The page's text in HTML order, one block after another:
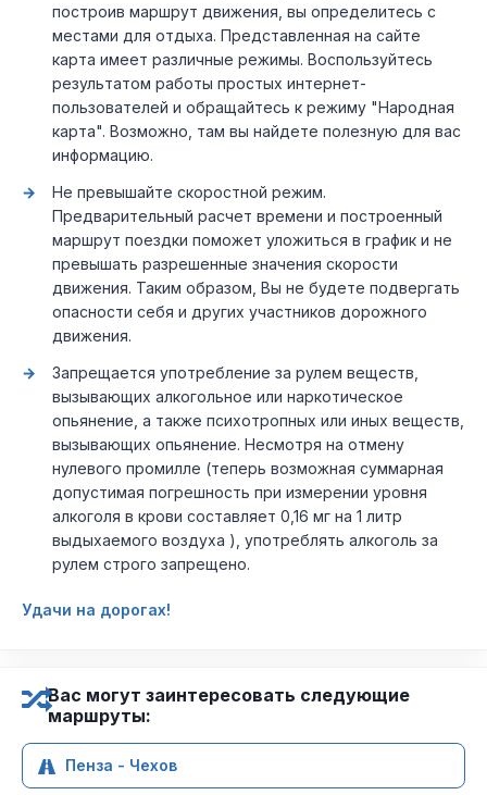
построив маршрут движения, вы определитесь с
местами для отдыха. Представленная на сайте
карта имеет различные режимы. Воспользуйтесь
результатом работы простых интернет-
пользователей и обращайтесь к режиму "Народная
карта". Возможно, там вы найдете полезную для вас
информацию.
Не превышайте скоростной режим.
Предварительный расчет времени и построенный
маршрут поездки поможет уложиться в график и не
превышать разрешенные значения скорости
движения. Таким образом, Вы не будете подвергать
опасности себя и других участников дорожного
движения.
Запрещается употребление за рулем веществ,
вызывающих алкогольное или наркотическое
опьянение, а также психотропных или иных веществ,
вызывающих опьянение. Несмотря на отмену
нулевого промилле (теперь возможная суммарная
допустимая погрешность при измерении уровня
алкоголя в крови составляет 0,16 мг на 1 литр
выдыхаемого воздуха ), употреблять алкоголь за
рулем строго запрещено.
Удачи на дорогах!
Вас могут заинтересовать следующие
маршруты:
Пенза - Чехов